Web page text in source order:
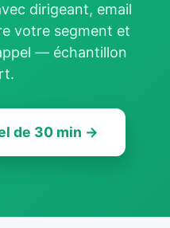
dirigeant, email
votre segment et
— échantillon
de 30 min →